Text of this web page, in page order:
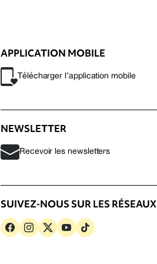
APPLICATION MOBILE
Télécharger l’application mobile
NEWSLETTER
Recevoir les newsletters
SUIVEZ-NOUS SUR LES RÉSEAUX